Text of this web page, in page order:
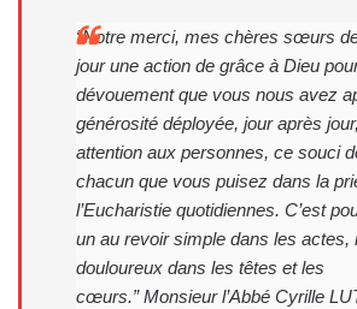
“Notre merci, mes chères sœurs
jour une action de grâce à Dieu
dévouement que vous nous avez
générosité déployée, jour après
attention aux personnes, ce souci
chacun que vous puisez dans la
l’Eucharistie quotidiennes. C’est
un au revoir simple dans les actes,
douloureux dans les têtes et les
cœurs.”Monsieur l’Abbé Cyrille